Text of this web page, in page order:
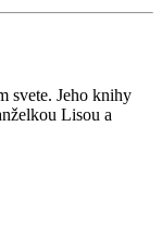
svete. Jeho knihy
Lisou a